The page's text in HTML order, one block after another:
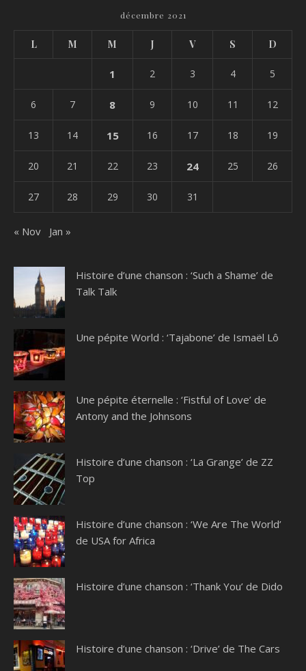
décembre 2021
L M M J V S D
1 2 3 4 5
6 7 8 9 10 11 12
13 14 15 16 17 18 19
20 21 22 23 24 25 26
27 28 29 30 31
« Nov Jan »
Histoire d’une chanson : ‘Such a Shame’ de
Talk Talk
Une pépite World : ‘Tajabone’ de Ismaël Lô
Une pépite éternelle : ‘Fistful of Love’ de
Antony and the Johnsons
Histoire d’une chanson : ‘La Grange’ de ZZ
Top
Histoire d’une chanson : ‘We Are The World’
de USA for Africa
Histoire d’une chanson : ‘Thank You’ de Dido
Histoire d’une chanson : ‘Drive’ de The Cars